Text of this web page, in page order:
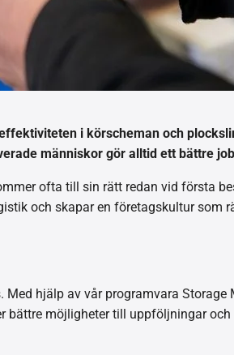
i körscheman och
människor gör alltid ett bättre
ofta till sin rätt redan vid första
och skapar en företagskultur som
hjälp av vår programvara Storage
bättre möjligheter till uppföljningar och